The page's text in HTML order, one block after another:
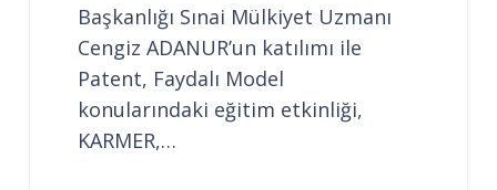
Başkanlığı Sınai Mülkiyet Uzmanı
Cengiz ADANUR’un katılımı ile
Patent, Faydalı Model
konularındaki eğitim etkinliği,
KARMER,…